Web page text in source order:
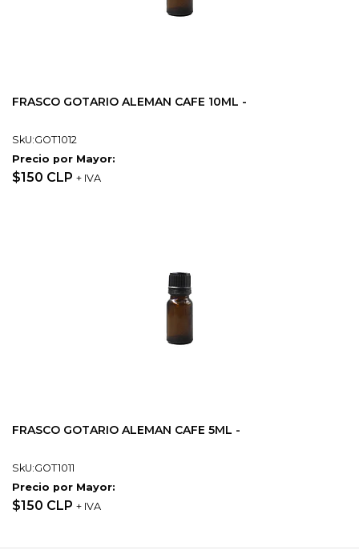
FRASCO GOTARIO ALEMAN CAFE 10ML -
SkU:GOT1012
Precio por Mayor:
$150 CLP + IVA
FRASCO GOTARIO ALEMAN CAFE 5ML -
SkU:GOT1011
Precio por Mayor:
$150 CLP + IVA